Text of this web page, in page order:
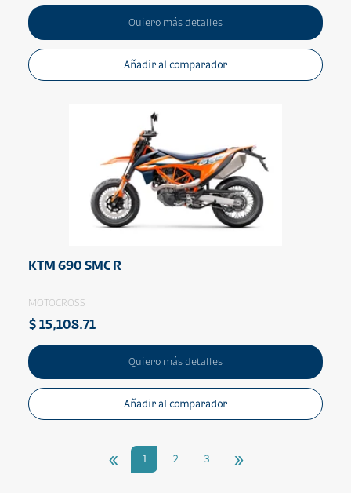
Quiero más detalles
Añadir al comparador
KTM 690 SMC R
MOTOCROSS
$ 15,108.71
Quiero más detalles
Añadir al comparador
« 1 2 3 »